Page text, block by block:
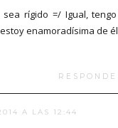
rígido =/ Igual,
enamoradísima de él
A LAS 12:44